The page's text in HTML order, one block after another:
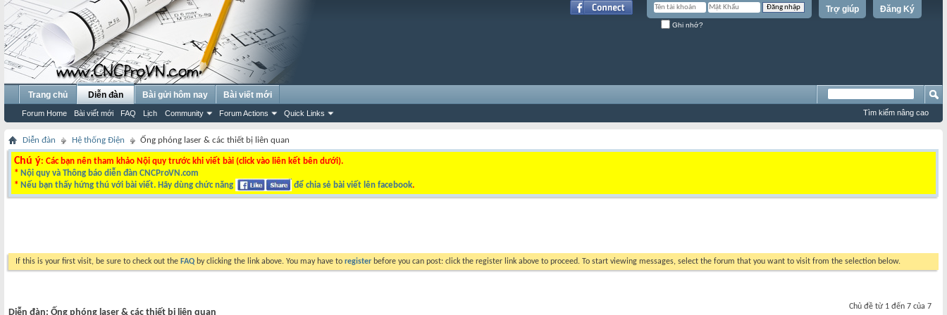
Đăng Ký
Trợ giúp
Ghi nhớ?
Trang chủ Diễn đàn
Forum Home Bài viết mới FAQ Lịch Community Forum Actions Quick Links
Bài gửi hôm nay Bài viết mới
Tìm kiếm nâng cao
Diễn đàn Hệ thống Điện Ống phóng laser & các thiết bị liên quan
Chú ý: Các bạn nên tham khảo Nội quy trước khi viết bài (click vào liên kết bên dưới).
* Nội quy và Thông báo diễn đàn CNCProVN.com
* Nếu bạn thấy hứng thú với bài viết. Hãy dùng chức năng để chia sẻ bài viết lên facebook.
If this is your first visit, be sure to check out the FAQ by clicking the link above. You may have to register before you can post: click the register link above to proceed. To start viewing messages, select the forum that you want to visit from the selection below.
Chủ đề từ 1 đến 7 của 7
Diễn đàn: Ống phóng laser & các thiết bị liên quan